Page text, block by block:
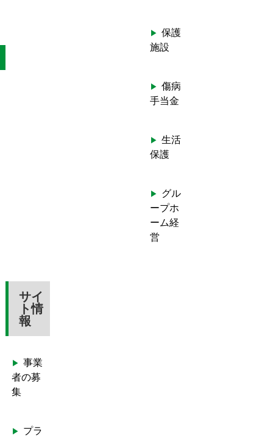
保護
施設
傷病
手当金
生活
保護
グル
ープホ
ーム経
営
サイ
ト情
報
事業
者の募
集
プラ